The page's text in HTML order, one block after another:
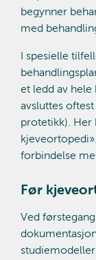
begynner
med
I spesielle
et ledd av hele
avsluttes
protetikk). Her
forbindelse
Før
Ved